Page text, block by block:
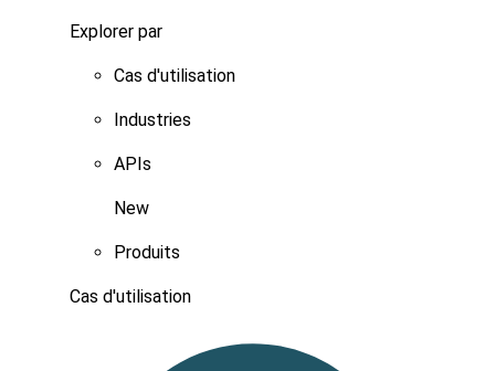
Explorer par
Cas d'utilisation
Industries
APIs
New
Produits
Cas d'utilisation